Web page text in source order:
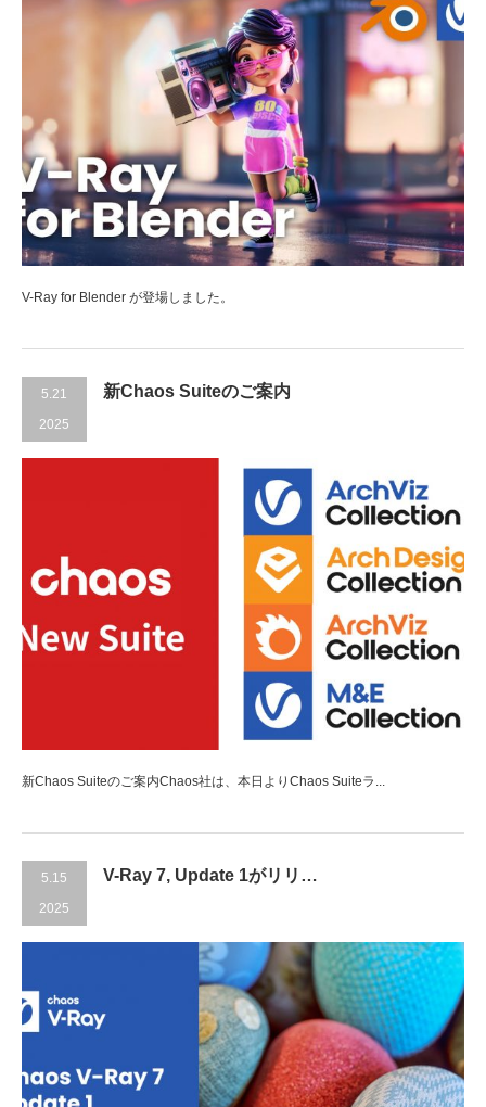
V-Ray for Blender が登場しました。
5.21
2025
新Chaos Suiteのご案内
新Chaos Suiteのご案内Chaos社は、本日よりChaos Suiteラ...
5.15
2025
V-Ray 7, Update 1がリリ…